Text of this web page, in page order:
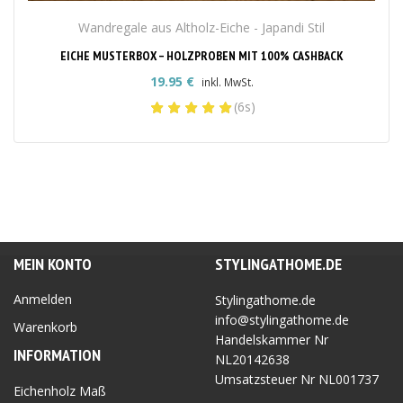
Wandregale aus Altholz-Eiche - Japandi Stil
EICHE MUSTERBOX – HOLZPROBEN MIT 100% CASHBACK
19.95 € inkl. MwSt.
(6s)
MEIN KONTO
Anmelden
Warenkorb
INFORMATION
Eichenholz Maß
STYLINGATHOME.DE
Stylingathome.de
info@stylingathome.de
Handelskammer Nr
NL20142638
Umsatzsteuer Nr NL001737